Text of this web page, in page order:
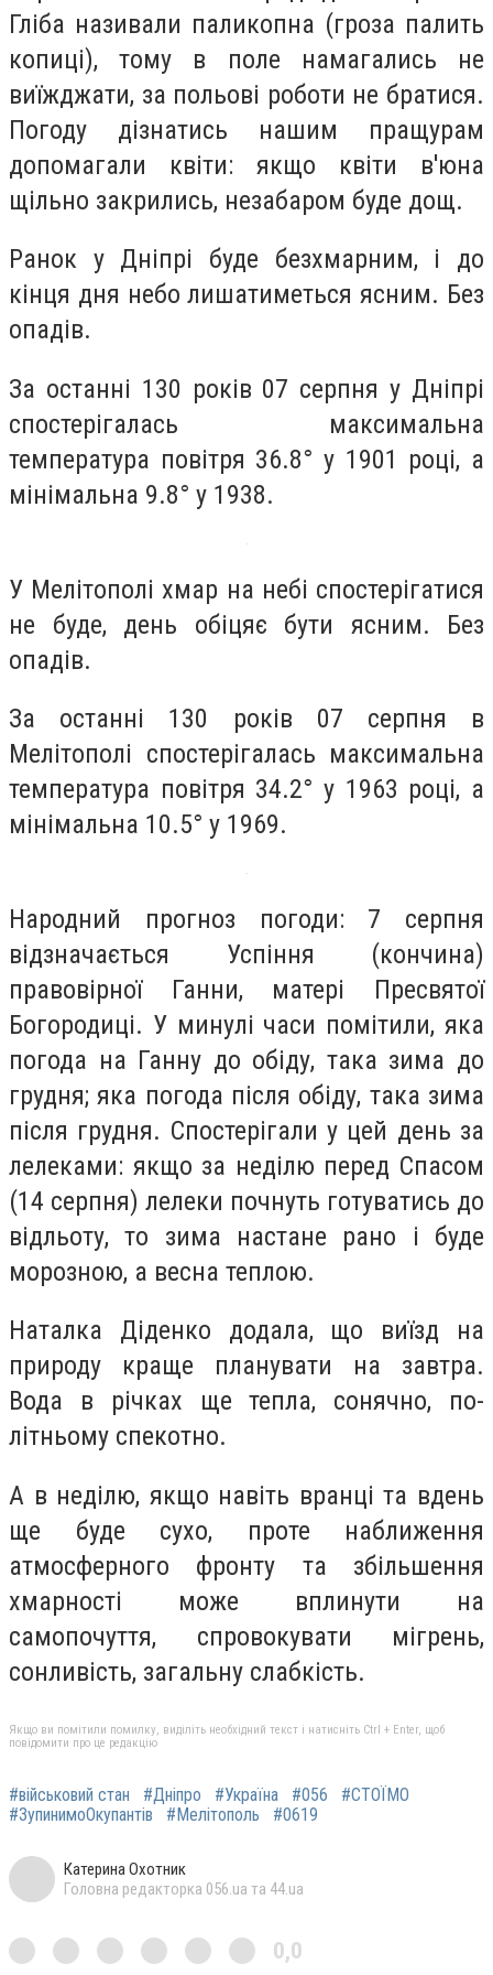
Гліба називали паликопна (гроза палить
копиці), тому в поле намагались не
виїжджати, за польові роботи не братися.
Погоду дізнатись нашим пращурам
допомагали квіти: якщо квіти в'юна
щільно закрились, незабаром буде дощ.
Ранок у Дніпрі буде безхмарним, і до
кінця дня небо лишатиметься ясним. Без
опадів.
За останні 130 років 07 серпня у Дніпрі
спостерігалась максимальна
температура повітря 36.8° у 1901 році, а
мінімальна 9.8° у 1938.
У Мелітополі хмар на небі спостерігатися
не буде, день обіцяє бути ясним. Без
опадів.
За останні 130 років 07 серпня в
Мелітополі спостерігалась максимальна
температура повітря 34.2° у 1963 році, а
мінімальна 10.5° у 1969.
Народний прогноз погоди: 7 серпня
відзначається Успіння (кончина)
правовірної Ганни, матері Пресвятої
Богородиці. У минулі часи помітили, яка
погода на Ганну до обіду, така зима до
грудня; яка погода після обіду, така зима
після грудня. Спостерігали у цей день за
лелеками: якщо за неділю перед Спасом
(14 серпня) лелеки почнуть готуватись до
відльоту, то зима настане рано і буде
морозною, а весна теплою.
Наталка Діденко додала, що виїзд на
природу краще планувати на завтра.
Вода в річках ще тепла, сонячно, по-
літньому спекотно.
А в неділю, якщо навіть вранці та вдень
ще буде сухо, проте наближення
атмосферного фронту та збільшення
хмарності може вплинути на
самопочуття, спровокувати мігрень,
сонливість, загальну слабкість.
Якщо ви помітили помилку, виділіть необхідний текст і натисніть Ctrl + Enter, щоб
повідомити про це редакцію
#військовий стан #Дніпро #Україна #056
#СТОЇМО
#ЗупинимоОкупантів
#Мелітополь #0619
Катерина Охотник
Головна редакторка 056.ua та 44.ua
0,0